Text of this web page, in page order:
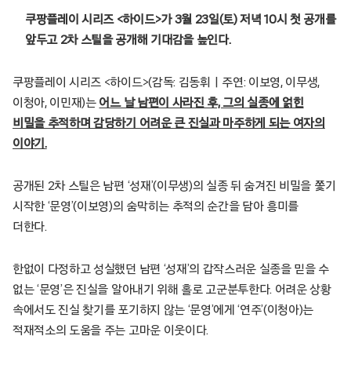
쿠팡플레이 시리즈 <하이드>가 3월 23일(토) 저녁 10시 첫 공개를
앞두고 2차 스틸을 공개해 기대감을 높인다.
쿠팡플레이 시리즈 <하이드>(감독: 김동휘ㅣ주연: 이보영, 이무생,
이청아, 이민재)는 어느 날 남편이 사라진 후, 그의 실종에 얽힌
비밀을 추적하며 감당하기 어려운 큰 진실과 마주하게 되는 여자의
이야기.
공개된 2차 스틸은 남편 ‘성재’(이무생)의 실종 뒤 숨겨진 비밀을 쫓기
시작한 ‘문영’(이보영)의 숨막히는 추적의 순간을 담아 흥미를
더한다.
한없이 다정하고 성실했던 남편 ‘성재’의 갑작스러운 실종을 믿을 수
없는 ‘문영’은 진실을 알아내기 위해 홀로 고군분투한다. 어려운 상황
속에서도 진실 찾기를 포기하지 않는 ‘문영’에게 ‘연주’(이청아)는
적재적소의 도움을 주는 고마운 이웃이다.